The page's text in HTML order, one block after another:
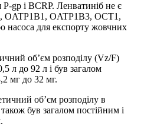
gp і BCRP. Ленватиніб не є
OATP1B1, OATP1B3, OCT1,
для експорту жовчних
об’єм розподілу (Vz/F)
л до 92 л і був загалом
мг до 32 мг.
об’єм розподілу в
був загалом постійним і